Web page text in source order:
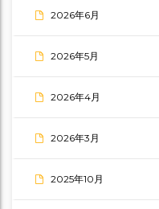
2026年6月
2026年5月
2026年4月
2026年3月
2025年10月